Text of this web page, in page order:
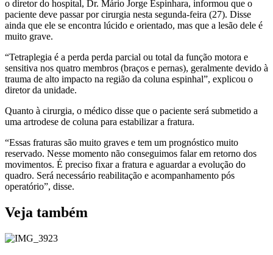
o diretor do hospital, Dr. Mário Jorge Espinhara, informou que o
paciente deve passar por cirurgia nesta segunda-feira (27). Disse
ainda que ele se encontra lúcido e orientado, mas que a lesão dele é
muito grave.
“Tetraplegia é a perda perda parcial ou total da função motora e
sensitiva nos quatro membros (braços e pernas), geralmente devido à
trauma de alto impacto na região da coluna espinhal”, explicou o
diretor da unidade.
Quanto à cirurgia, o médico disse que o paciente será submetido a
uma artrodese de coluna para estabilizar a fratura.
“Essas fraturas são muito graves e tem um prognóstico muito
reservado. Nesse momento não conseguimos falar em retorno dos
movimentos. É preciso fixar a fratura e aguardar a evolução do
quadro. Será necessário reabilitação e acompanhamento pós
operatório”, disse.
Veja também